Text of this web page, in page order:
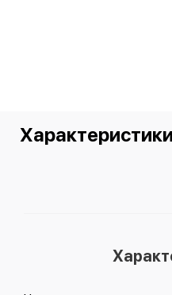
Характеристики